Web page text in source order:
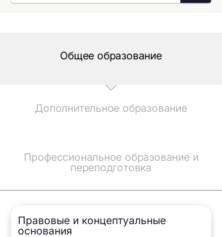
Общее образование
Дополнительное образование
Профессиональное образование и
переподготовка
Правовые и концептуальные
основания